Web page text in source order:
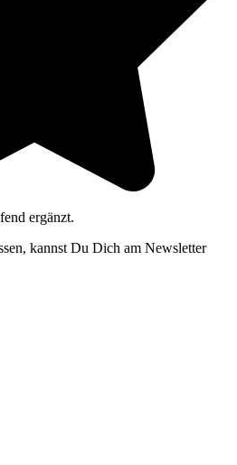
ergänzt.
kannst Du Dich am Newsletter